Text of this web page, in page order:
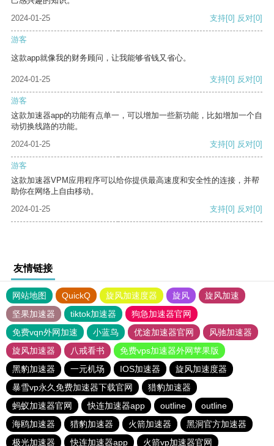
2024-01-25
支持[0] 反对[0]
游客
这款app就像我的财务顾问，让我能够省钱又省心。
2024-01-25 支持[0] 反对[0]
游客
这款加速器app的功能有点单一，可以增加一些新功能，比如增加一个自
动切换线路的功能。
2024-01-25
支持[0] 反对[0]
游客
这款加速器VPM应用程序可以给你提供最高速度和安全性的连接，并帮
助你在网络上自由移动。
2024-01-25
支持[0] 反对[0]
友情链接
网站地图 QuickQ 旋风加速度器 旋风
旋风加速
坚果加速器
tiktok加速器
狗急加速器官网
免费vqn外网加速
小蓝鸟 优途加速器官网
风驰加速器
旋风加速器
八戒看书
免费vps加速器外网苹果版
黑豹加速器
一元机场 IOS加速器
旋风加速度器
暴雪vp永久免费加速器下载官网
猎豹加速器
蚂蚁加速器官网
快连加速器app outline
outline
海鸥加速器
猎豹加速器 火箭加速器
黑洞官方加速器
极光加速器
快连加速器app 火箭vp加速器官网